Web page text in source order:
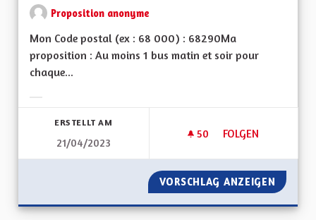
Proposition anonyme
Mon Code postal (ex : 68 000) : 68290Ma
proposition : Au moins 1 bus matin et soir pour
chaque...
ERSTELLT AM
21/04/2023
50 50 FOLLOWER
FOLGEN
AU MOINS 1 BUS
VORSCHLAG ANZEIGEN AU